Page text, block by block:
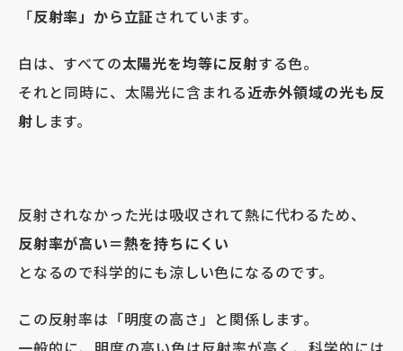
「反射率」から立証されています。
白は、すべての太陽光を均等に反射する色。
それと同時に、太陽光に含まれる近赤外領域の光も反
射 します。
反射されなかった光は吸収されて熱に代わるため、
反射率が高い＝熱を持ちにくい
となるので科学的にも涼しい色になるのです。
この反射率は「明度の高さ」と関係します。